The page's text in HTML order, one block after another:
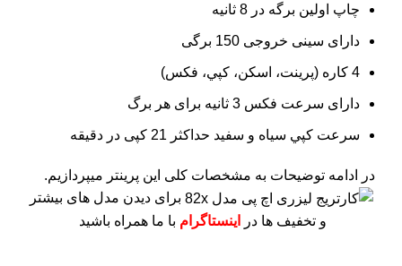
چاپ اولین برگه در 8 ثانیه
دارای سینی خروجی 150 برگی
4 کاره (پرينت، اسکن، کپي، فکس)
دارای سرعت فکس 3 ثانیه برای هر برگ
سرعت کپي سياه و سفيد حداکثر 21 کپی در دقیقه
در ادامه توضیحات به مشخصات کلی این پرینتر میپردازیم.
برای دیدن مدل های بیشتر
و تخفیف ها در
اینستاگرام با ما همراه باشید